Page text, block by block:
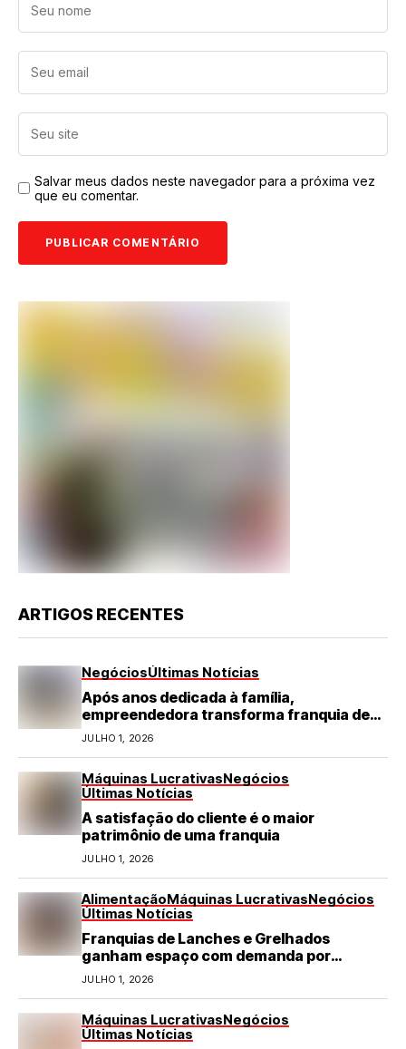
Salvar meus dados neste navegador para a próxima vez
que eu comentar.
ARTIGOS RECENTES
NegóciosÚltimas Notícias
Após anos dedicada à família,
empreendedora transforma franquia de
turismo em negócio de destaque no RN
JULHO 1, 2026
Máquinas LucrativasNegócios
Últimas Notícias
A satisfação do cliente é o maior
patrimônio de uma franquia
JULHO 1, 2026
AlimentaçãoMáquinas LucrativasNegócios
Últimas Notícias
Franquias de Lanches e Grelhados
ganham espaço com demanda por
refeições rápidas e de qualidade
JULHO 1, 2026
Máquinas LucrativasNegócios
Últimas Notícias